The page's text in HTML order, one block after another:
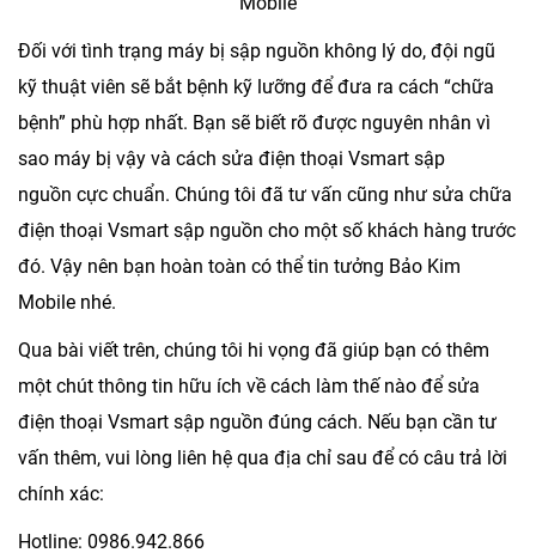
Đối với tình trạng máy bị sập nguồn không lý do, đội ngũ
kỹ thuật viên sẽ bắt bệnh kỹ lưỡng để đưa ra cách “chữa
bệnh” phù hợp nhất. Bạn sẽ biết rõ được nguyên nhân vì
sao máy bị vậy và cách sửa điện thoại Vsmart sập
nguồn cực chuẩn. Chúng tôi đã tư vấn cũng như sửa chữa
điện thoại Vsmart sập nguồn cho một số khách hàng trước
đó. Vậy nên bạn hoàn toàn có thể tin tưởng Bảo Kim
Mobile nhé.
Qua bài viết trên, chúng tôi hi vọng đã giúp bạn có thêm
một chút thông tin hữu ích về cách làm thế nào để sửa
điện thoại Vsmart sập nguồn đúng cách. Nếu bạn cần tư
vấn thêm, vui lòng liên hệ qua địa chỉ sau để có câu trả lời
chính xác:
Hotline: 0986.942.866